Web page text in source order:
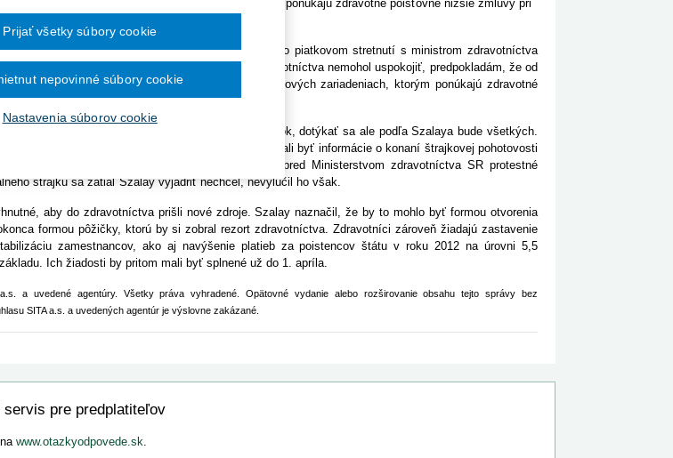
na
zdravotnej
Ročník 2013
Ročník 2012
zdravotníckych lôžkových zariadeniach, ktorým ponúkajú zdravotné poisťovne nižšie zmluvy pri
Anton Szalay.
- Slovenským zdravotníkom došla trpezlivosť. Po piatkovom stretnutí s ministrom zdravotníctva
štrajkovú pohotovosť. "Aj dnes nás minister zdravotníctva nemohol uspokojiť, predpokladám, že od
pohotovosť vo všetkých zdravotníckych lôžkových zariadeniach, ktorým ponúkajú zdravotné
vstupov," vyhlásil šéf odborárov Anton Szalay.
by pritom mala byť známa budúci pondelok, dotýkať sa ale podľa Szalaya bude všetkých.
Naznačil však, že jednou z jej foriem by mali byť informácie o konaní štrajkovej pohotovosti
sa zároveň dohodli, že 1. apríla uskutočnia pred Ministerstvom zdravotníctva SR protestné
štrajku sa zatiaľ Szalay vyjadriť nechcel, nevylúčil ho však.
aby do zdravotníctva prišli nové zdroje. Szalay naznačil, že by to mohlo byť formou otvorenia
formou pôžičky, ktorú by si zobral rezort zdravotníctva. Zdravotníci zároveň žiadajú zastavenie
zamestnancov, ako aj navýšenie platieb za poistencov štátu v roku 2012 na úrovni 5,5
Ich žiadosti by pritom mali byť splnené už do 1. apríla.
a uvedené agentúry. Všetky práva vyhradené. Opätovné vydanie alebo rozširovanie obsahu tejto správy bez
SITA a.s. a uvedených agentúr je výslovne zakázané.
servis pre predplatiteľov
www.otazkyodpovede.sk.
Nastavenia súborov cookie
nepovinné súbory cookie
Prijať všetky súbory cookie